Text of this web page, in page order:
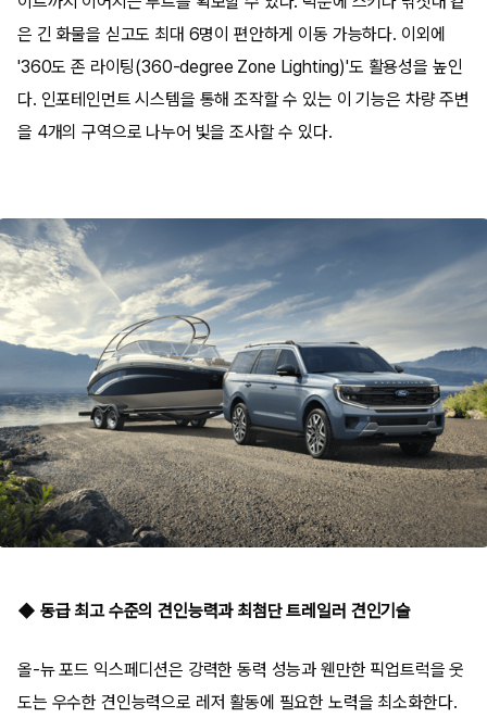
은 긴 화물을 싣고도 최대 6명이 편안하게 이동 가능하다. 이외에
'360도 존 라이팅(360-degree Zone Lighting)'도 활용성을 높인
다. 인포테인먼트 시스템을 통해 조작할 수 있는 이 기능은 차량 주변
을 4개의 구역으로 나누어 빛을 조사할 수 있다.
◆ 동급 최고 수준의 견인능력과 최첨단 트레일러 견인기술
올-뉴 포드 익스페디션은 강력한 동력 성능과 웬만한 픽업트럭을 웃
도는 우수한 견인능력으로 레저 활동에 필요한 노력을 최소화한다.